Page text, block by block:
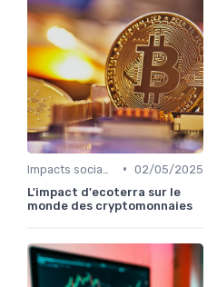
• 02/05/2025
L'impact d'ecoterra sur le
monde des cryptomonnaies